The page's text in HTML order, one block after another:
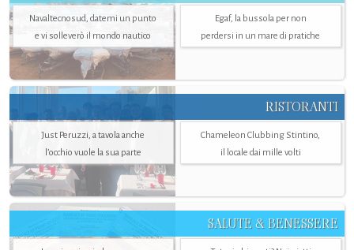
Navaltecnosud, datemi un punto
e vi solleverò il mondo nautico
Egaf, la bussola per non
perdersi in un mare di pratiche
RISTORANTI
Just Peruzzi, a tavola anche
l’occhio vuole la sua parte
Chameleon Clubbing Stintino,
il locale dai mille volti
SALUTE & BENESSERE